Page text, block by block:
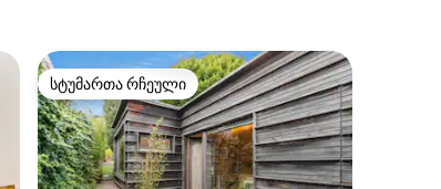
სტუმართა რჩეული
სტუმართა რჩეული